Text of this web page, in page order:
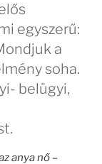
egyszerű:
a
soha.
belügyi,
anya nő –